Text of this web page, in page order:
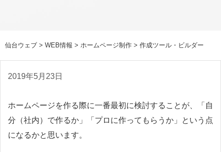
仙台ウェブ > WEB情報 > ホームページ制作 > 作成ツール・ビルダー
2019年5月23日
ホームページを作る際に一番最初に検討することが、「自
分（社内）で作るか」「プロに作ってもらうか」という点
になるかと思います。